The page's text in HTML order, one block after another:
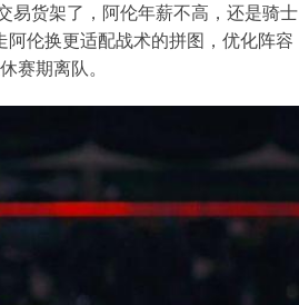
易货架了，阿伦年薪不高，还是骑士
伦换更适配战术的拼图，优化阵容
赛期离队。